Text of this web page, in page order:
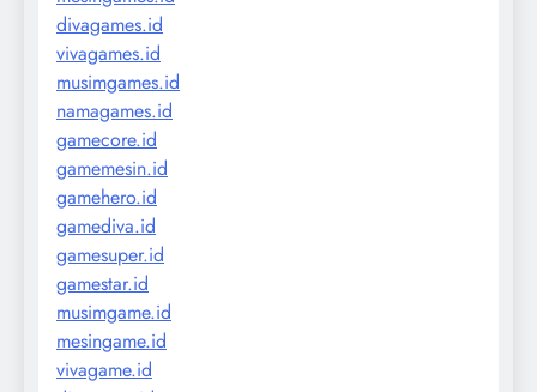
divagames.id
vivagames.id
musimgames.id
namagames.id
gamecore.id
gamemesin.id
gamehero.id
gamediva.id
gamesuper.id
gamestar.id
musimgame.id
mesingame.id
vivagame.id